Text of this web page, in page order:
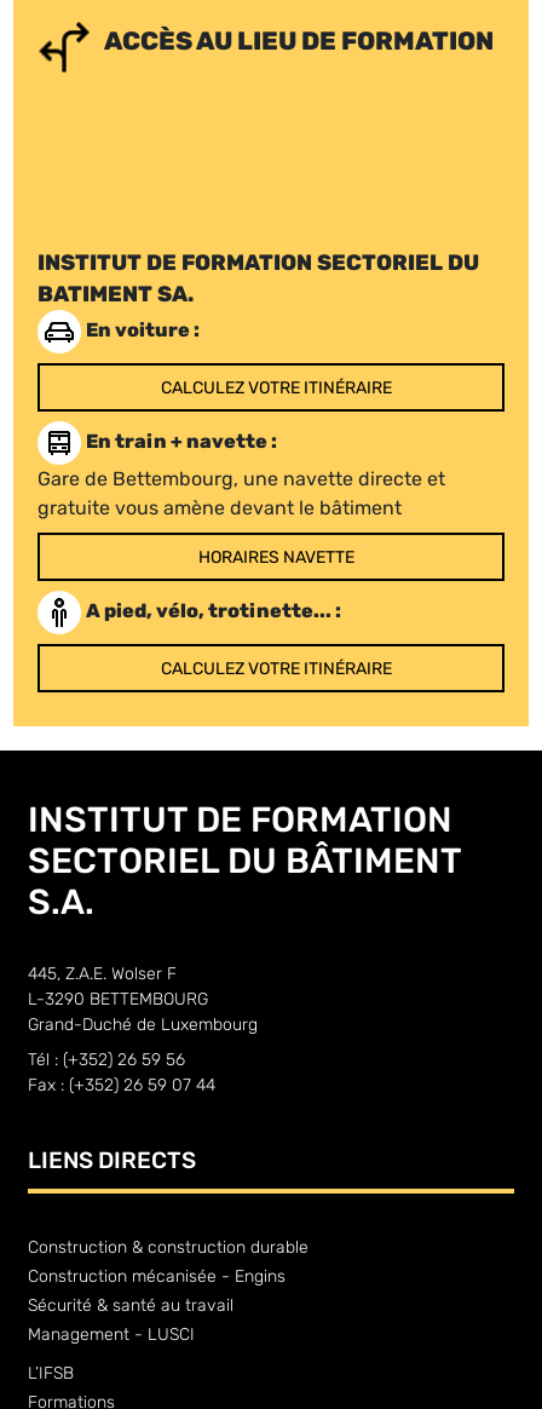
ACCÈS AU LIEU DE FORMATION
INSTITUT DE FORMATION SECTORIEL DU
BATIMENT SA.
En voiture :
CALCULEZ VOTRE ITINÉRAIRE
En train + navette :
Gare de Bettembourg, une navette directe et
gratuite vous amène devant le bâtiment
HORAIRES NAVETTE
A pied, vélo, trotinette... :
CALCULEZ VOTRE ITINÉRAIRE
INSTITUT DE FORMATION
SECTORIEL DU BÂTIMENT
S.A.
445, Z.A.E. Wolser F
L-3290 BETTEMBOURG
Grand-Duché de Luxembourg
Tél : (+352) 26 59 56
Fax : (+352) 26 59 07 44
LIENS DIRECTS
Construction & construction durable
Construction mécanisée - Engins
Sécurité & santé au travail
Management - LUSCI
L’IFSB
Formations